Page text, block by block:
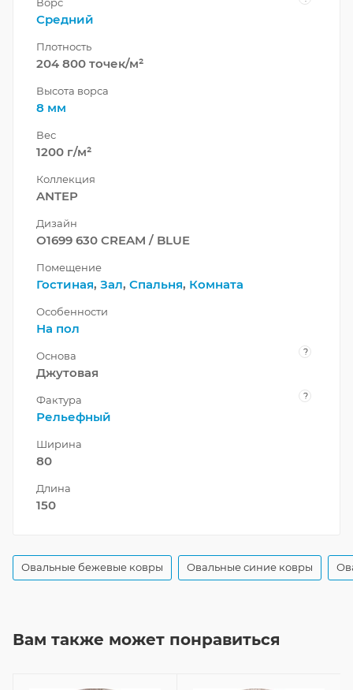
Средний
Плотность
204 800 точек/м²
Высота ворса
8 мм
Вес
1200 г/м²
Коллекция
ANTEP
Дизайн
O1699 630 CREAM / BLUE
Помещение
Гостиная, Зал, Спальня, Комната
Особенности
На пол
Основа ?
Джутовая
Фактура ?
Рельефный
Ширина
80
Длина
150
Овальные бежевые ковры Овальные синие ковры
Вам также может понравиться